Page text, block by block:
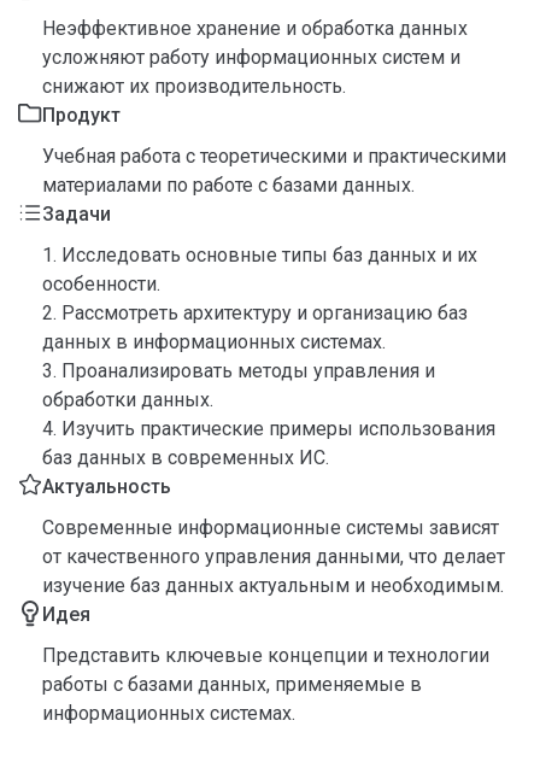
Неэффективное хранение и обработка данных
усложняют работу информационных систем и
снижают их производительность.
Продукт
Учебная работа с теоретическими и практическими
материалами по работе с базами данных.
Задачи
1. Исследовать основные типы баз данных и их
особенности.
2. Рассмотреть архитектуру и организацию баз
данных в информационных системах.
3. Проанализировать методы управления и
обработки данных.
4. Изучить практические примеры использования
баз данных в современных ИС.
Актуальность
Современные информационные системы зависят
от качественного управления данными, что делает
изучение баз данных актуальным и необходимым.
Идея
Представить ключевые концепции и технологии
работы с базами данных, применяемые в
информационных системах.